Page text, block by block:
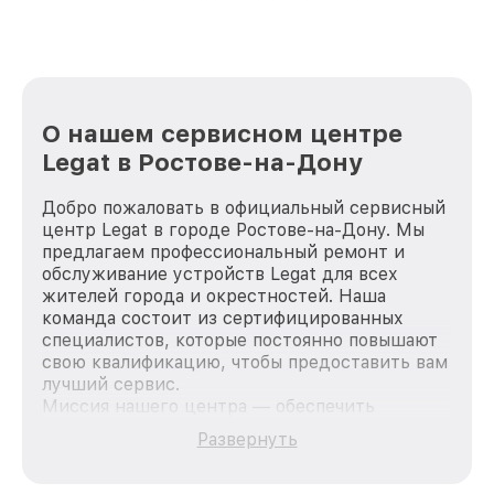
О нашем сервисном центре
Legat в Ростове-на-Дону
Добро пожаловать в официальный сервисный
центр Legat в городе Ростове-на-Дону. Мы
предлагаем профессиональный ремонт и
обслуживание устройств Legat для всех
жителей города и окрестностей. Наша
команда состоит из сертифицированных
специалистов, которые постоянно повышают
свою квалификацию, чтобы предоставить вам
лучший сервис.
Миссия нашего центра — обеспечить
качественный и доступный ремонт для
каждого пользователя продукции Legat, вне
Развернуть